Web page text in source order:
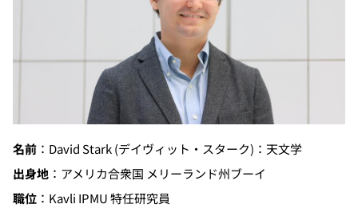
名前 ：David Stark (デイヴィット・スターク)：天文学
出身地 ：アメリカ合衆国 メリーランド州ブーイ
職位 ：Kavli IPMU 特任研究員